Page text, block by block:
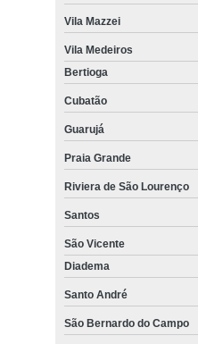
Vila Mazzei
Vila Medeiros
Bertioga
Cubatão
Guarujá
Praia Grande
Riviera de São Lourenço
Santos
São Vicente
Diadema
Santo André
São Bernardo do Campo